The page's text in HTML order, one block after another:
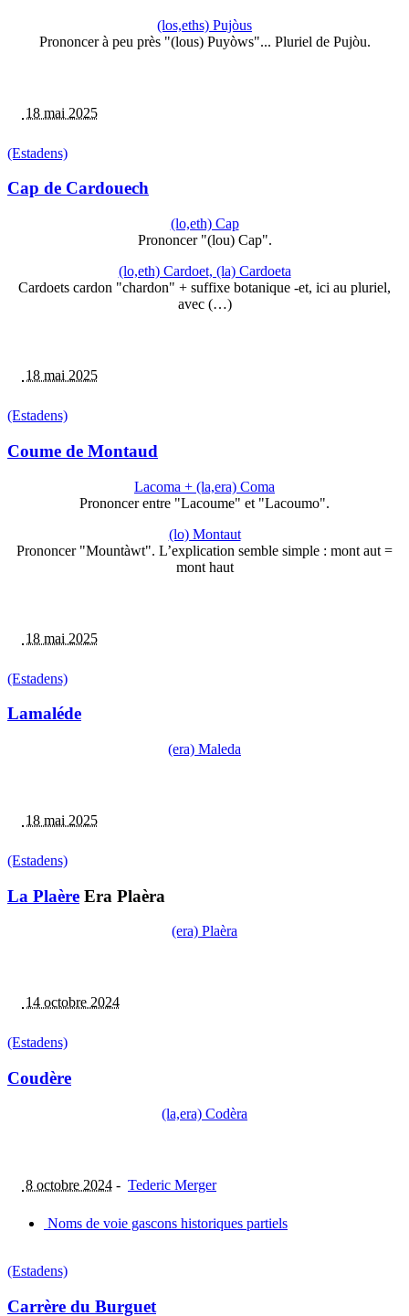
(los,eths) Pujòus
Prononcer à peu près "(lous) Puyòws"... Pluriel de Pujòu.
18 mai 2025
(Estadens)
Cap de Cardouech
(lo,eth) Cap
Prononcer "(lou) Cap".
(lo,eth) Cardoet, (la) Cardoeta
Cardoets cardon "chardon" + suffixe botanique -et, ici au pluriel,
avec (…)
18 mai 2025
(Estadens)
Coume de Montaud
Lacoma + (la,era) Coma
Prononcer entre "Lacoume" et "Lacoumo".
(lo) Montaut
Prononcer "Mountàwt". L’explication semble simple : mont aut =
mont haut
18 mai 2025
(Estadens)
Lamaléde
(era) Maleda
18 mai 2025
(Estadens)
La Plaère Era Plaèra
(era) Plaèra
14 octobre 2024
(Estadens)
Coudère
(la,era) Codèra
8 octobre 2024 - Tederic Merger
Noms de voie gascons historiques partiels
(Estadens)
Carrère du Burguet